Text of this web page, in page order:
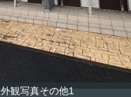
外観写真その他1